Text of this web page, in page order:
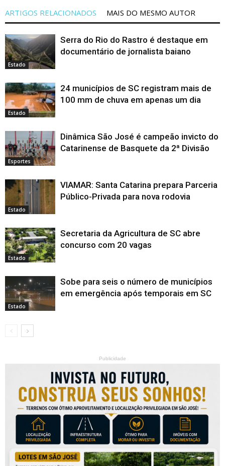
ARTIGOS RELACIONADOS MAIS DO MESMO AUTOR
Estado
Serra do Rio do Rastro é destaque em
documentário de jornalista baiano
Estado
24 municípios de SC registram mais de
100 mm de chuva em apenas um dia
Esportes
Dinâmica São José é campeão invicto do
Catarinense de Basquete da 2ª Divisão
Estado
VIAMAR: Santa Catarina prepara Parceria
Público-Privada para nova rodovia
Estado
Secretaria da Agricultura de SC abre
concurso com 20 vagas
Estado
Sobe para seis o número de municípios
em emergência após temporais em SC
Publicidade